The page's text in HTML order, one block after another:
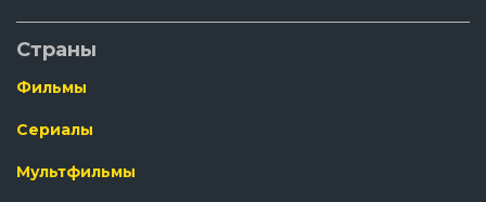
Страны
Фильмы
Сериалы
Мультфильмы